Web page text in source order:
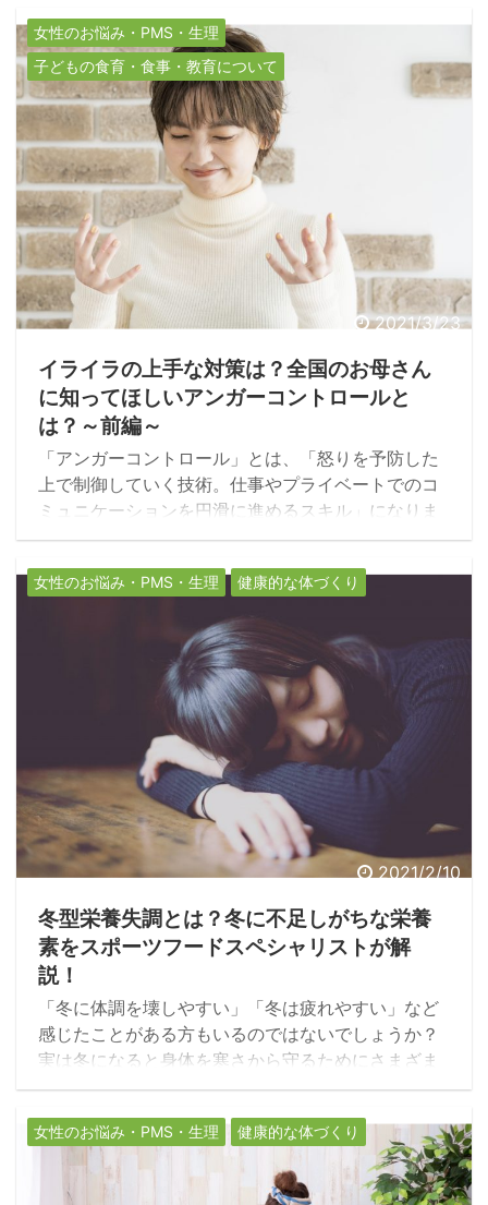
待・身体的虐待に繋がっていく可能性は誰しもにあ
るのです。そこで役立つのが前編でご紹介した「ア
ンガーコントロール」。今回は「子育てと怒り」、
「ラギングスキル」について解説していきます。
女性のお悩み・PMS・生理
子どもの食育・食事・教育について
2021/3/23
イライラの上手な対策は？全国のお母さん
に知ってほしいアンガーコントロールと
は？～前編～
「アンガーコントロール」とは、「怒りを予防した
上で制御していく技術。仕事やプライベートでのコ
ミュニケーションを円滑に進めるスキル」になりま
す。出来事に対する自分の姿勢が感情を生むので、
過去を引きずる事は逆効果。未来志向が重要で、
「自分はこうありたい！」と理想の未来を描き、思
考と行動パターンを変えていきましょう♪
女性のお悩み・PMS・生理 健康的な体づくり
2021/2/10
冬型栄養失調とは？冬に不足しがちな栄養
素をスポーツフードスペシャリストが解
説！
「冬に体調を壊しやすい」「冬は疲れやすい」など
感じたことがある方もいるのではないでしょうか？
実は冬になると身体を寒さから守るためにさまざま
な栄養素が使用され、体調不良や思わぬ疾患に繋が
る可能性が考えられます。いつまでも健康で過ごす
ためには、不足しやすい栄養素をしっかり摂取しバ
ランスの良い食事が大切です。そこで今回は、冬の
体調不良で起こりやすい症状や不足しがちな栄養素
女性のお悩み・PMS・生理 健康的な体づくり